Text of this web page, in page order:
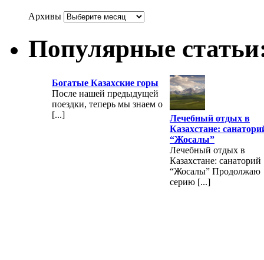
Архивы
Популярные
Богатые Казахские горы
После нашей предыдущей
поездки, теперь мы знаем о
[...]
Лечебный отдых в
Казахстане:
“Жосалы”
Лечебный отдых в
Казахстане: санаторий
“Жосалы” Продолжаю
серию [...]